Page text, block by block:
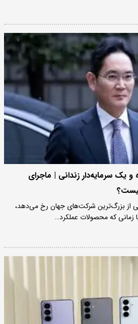
یک سرمایه‌دار زندانی | ماجرای
از بزرگ‌ترین شرکت‌های جهان رخ می‌دهد،
زمانی که محصولات عملکرد…